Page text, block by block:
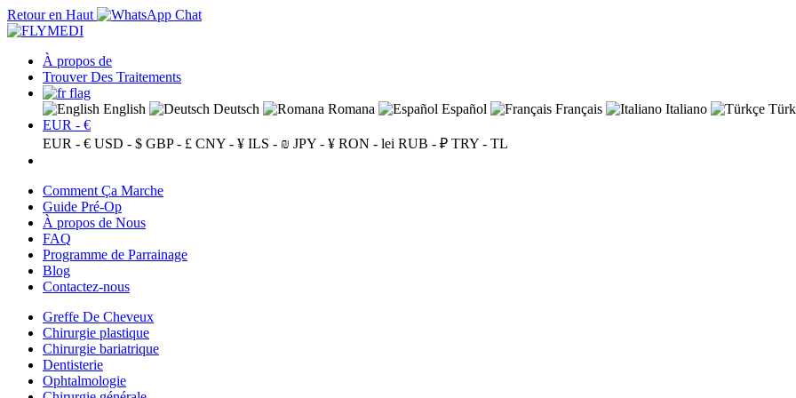
Retour en Haut
À propos de
Trouver Des Traitements
English Deutsch Romana Español Français Italiano
EUR - €
EUR - € USD - $ GBP - £ CNY - ¥ ILS - ₪ JPY - ¥ RON - lei RUB - ₽ TRY - TL
Comment Ça Marche
Guide Pré-Op
À propos de Nous
FAQ
Programme de Parrainage
Blog
Contactez-nous
Greffe De Cheveux
Chirurgie plastique
Chirurgie bariatrique
Dentisterie
Ophtalmologie